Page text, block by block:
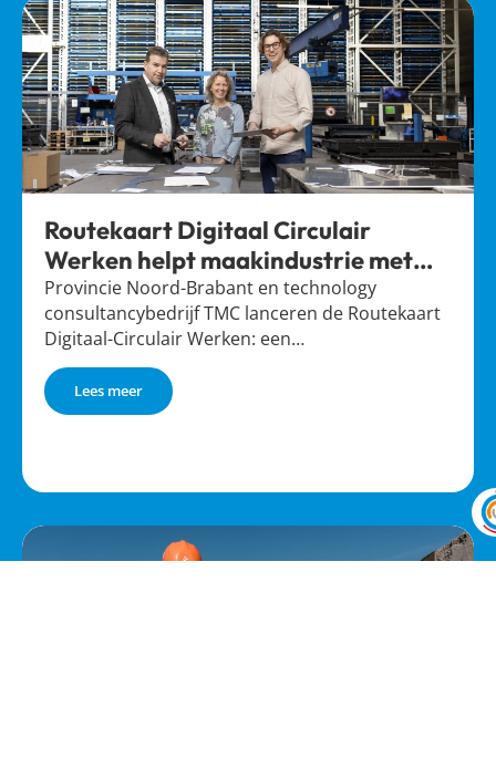
Routekaart Digitaal Circulair
Werken helpt maakindustrie met
slimmer grondstoffenmanagement
Provincie Noord-Brabant en technology
consultancybedrijf TMC lanceren de Routekaart
Digitaal-Circulair Werken: een…
Lees meer